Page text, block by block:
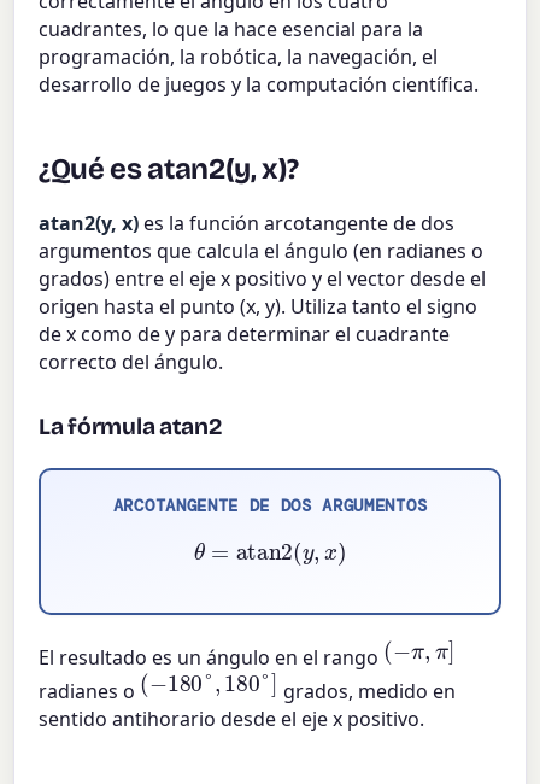
cuadrantes, lo que la hace esencial para la
programación, la robótica, la navegación, el
desarrollo de juegos y la computación científica.
¿Qué es atan2(y, x)?
atan2(y, x)es la función arcotangente de dos
argumentos que calcula el ángulo (en radianes o
grados) entre el eje x positivo y el vector desde el
origen hasta el punto (x, y). Utiliza tanto el signo
de x como de y para determinar el cuadrante
correcto del ángulo.
La fórmula atan2
ARCOTANGENTE DE DOS ARGUMENTOS
θ= atan2(y, x)
El resultado es un ángulo en el rango
(− π, π]
radianes o
(−180°,180°]
grados, medido en
sentido antihorario desde el eje x positivo.